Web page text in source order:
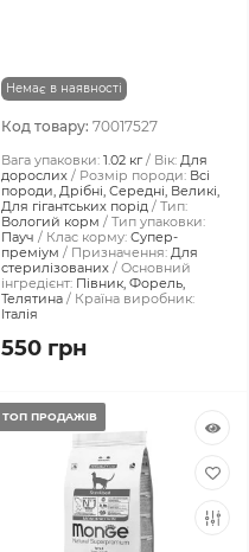
Немає в наявності
Код товару: 70017527
Вага упаковки: 1.02 кг Вік: Для
дорослих
Розмір породи: Всі
породи, Дрібні, Середні, Великі,
Для гігантських порід
Тип:
Вологий корм
Тип упаковки:
Пауч
Клас корму: Супер-
преміум
Призначення: Для
стерилізованих
Основний
інгредієнт: Півник, Форель,
Телятина
Країна виробник:
Італія
550 грн
ТОП ПРОДАЖІВ